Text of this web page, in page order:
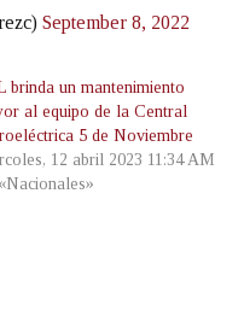
September 8, 2022
brinda un mantenimiento
al equipo de la Central
5 de Noviembre
12 abril 2023 11:34 AM